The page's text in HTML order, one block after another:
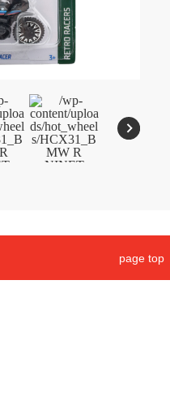
トーマス
ィール
ック
ーム
and Related Technology Notice
page top